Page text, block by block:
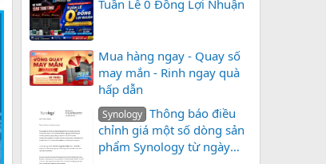
Tuần Lễ 0 Đồng Lợi Nhuận
Mua hàng ngay - Quay số
may mắn - Rinh ngay quà
hấp dẫn
Synology Thông báo điều
chỉnh giá một số dòng sản
phẩm Synology từ ngày